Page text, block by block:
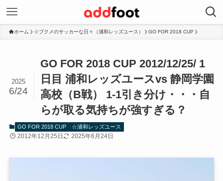
ホーム ☆ブクメのサッカーな日々（浦和レッズユース） GO FOR 2018 CUP
GO FOR 2018 CUP 2012/12/25/ 1
日目 浦和レッズユースvs 静岡学園
高校（B戦） 1-1引き分け・・・自
らが取る気持ちが強すぎる？
2025
6/24
GO FOR 2018 CUP ☆浦和レッズユース
2012年12月25日 2025年6月24日